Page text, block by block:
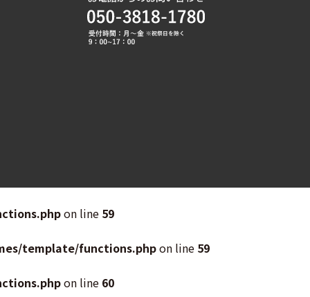
on line 59
template/functions.phpon line 59
on line 60